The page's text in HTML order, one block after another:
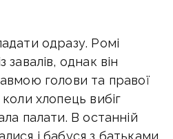
одразу. Ромі
завалів, однак він
голови та правої
хлопець вибіг
палати. В останній
і бабуся з батьками.